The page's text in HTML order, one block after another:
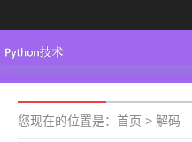
Python3.X 工具大全
您现在的位置是： 首页 > 解码